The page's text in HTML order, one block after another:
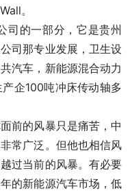
。
司的一部分，它是贵州
司那专业发展，卫生设
汽车，新能源混合动力
企100吨冲床传动轴多
前的风暴只是痛苦，中
常广泛。但他也相信风
过当前的风暴。有必要
的新能源汽车市场，低